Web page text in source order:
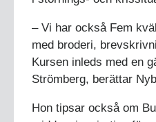
– Vi har också Fem
med broderi,
Kursen inleds med en
Strömberg, berättar
Hon tipsar också om